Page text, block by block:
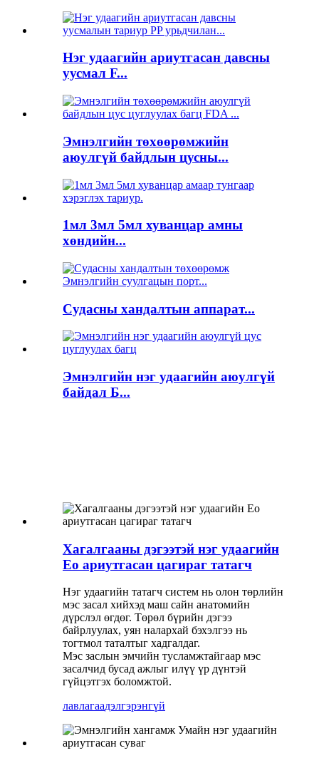
Нэг удаагийн ариутгасан давсны
уусмал F...
Эмнэлгийн төхөөрөмжийн
аюулгүй байдлын цусны...
1мл 3мл 5мл хуванцар амны
хөндийн...
Судасны хандалтын аппарат...
Эмнэлгийн нэг удаагийн аюулгүй
байдал Б...
Хагалгааны дэгээтэй нэг удаагийн
Eo ариутгасан цагираг татагч
Нэг удаагийн татагч систем нь олон төрлийн
мэс засал хийхэд маш сайн анатомийн
дүрслэл өгдөг. Төрөл бүрийн дэгээ
байрлуулах, уян налархай бэхэлгээ нь
тогтмол таталтыг хадгалдаг.
Мэс заслын эмчийн тусламжтайгаар мэс
засалчид бусад ажлыг илүү үр дүнтэй
гүйцэтгэх боломжтой.
лавлагаадэлгэрэнгүй